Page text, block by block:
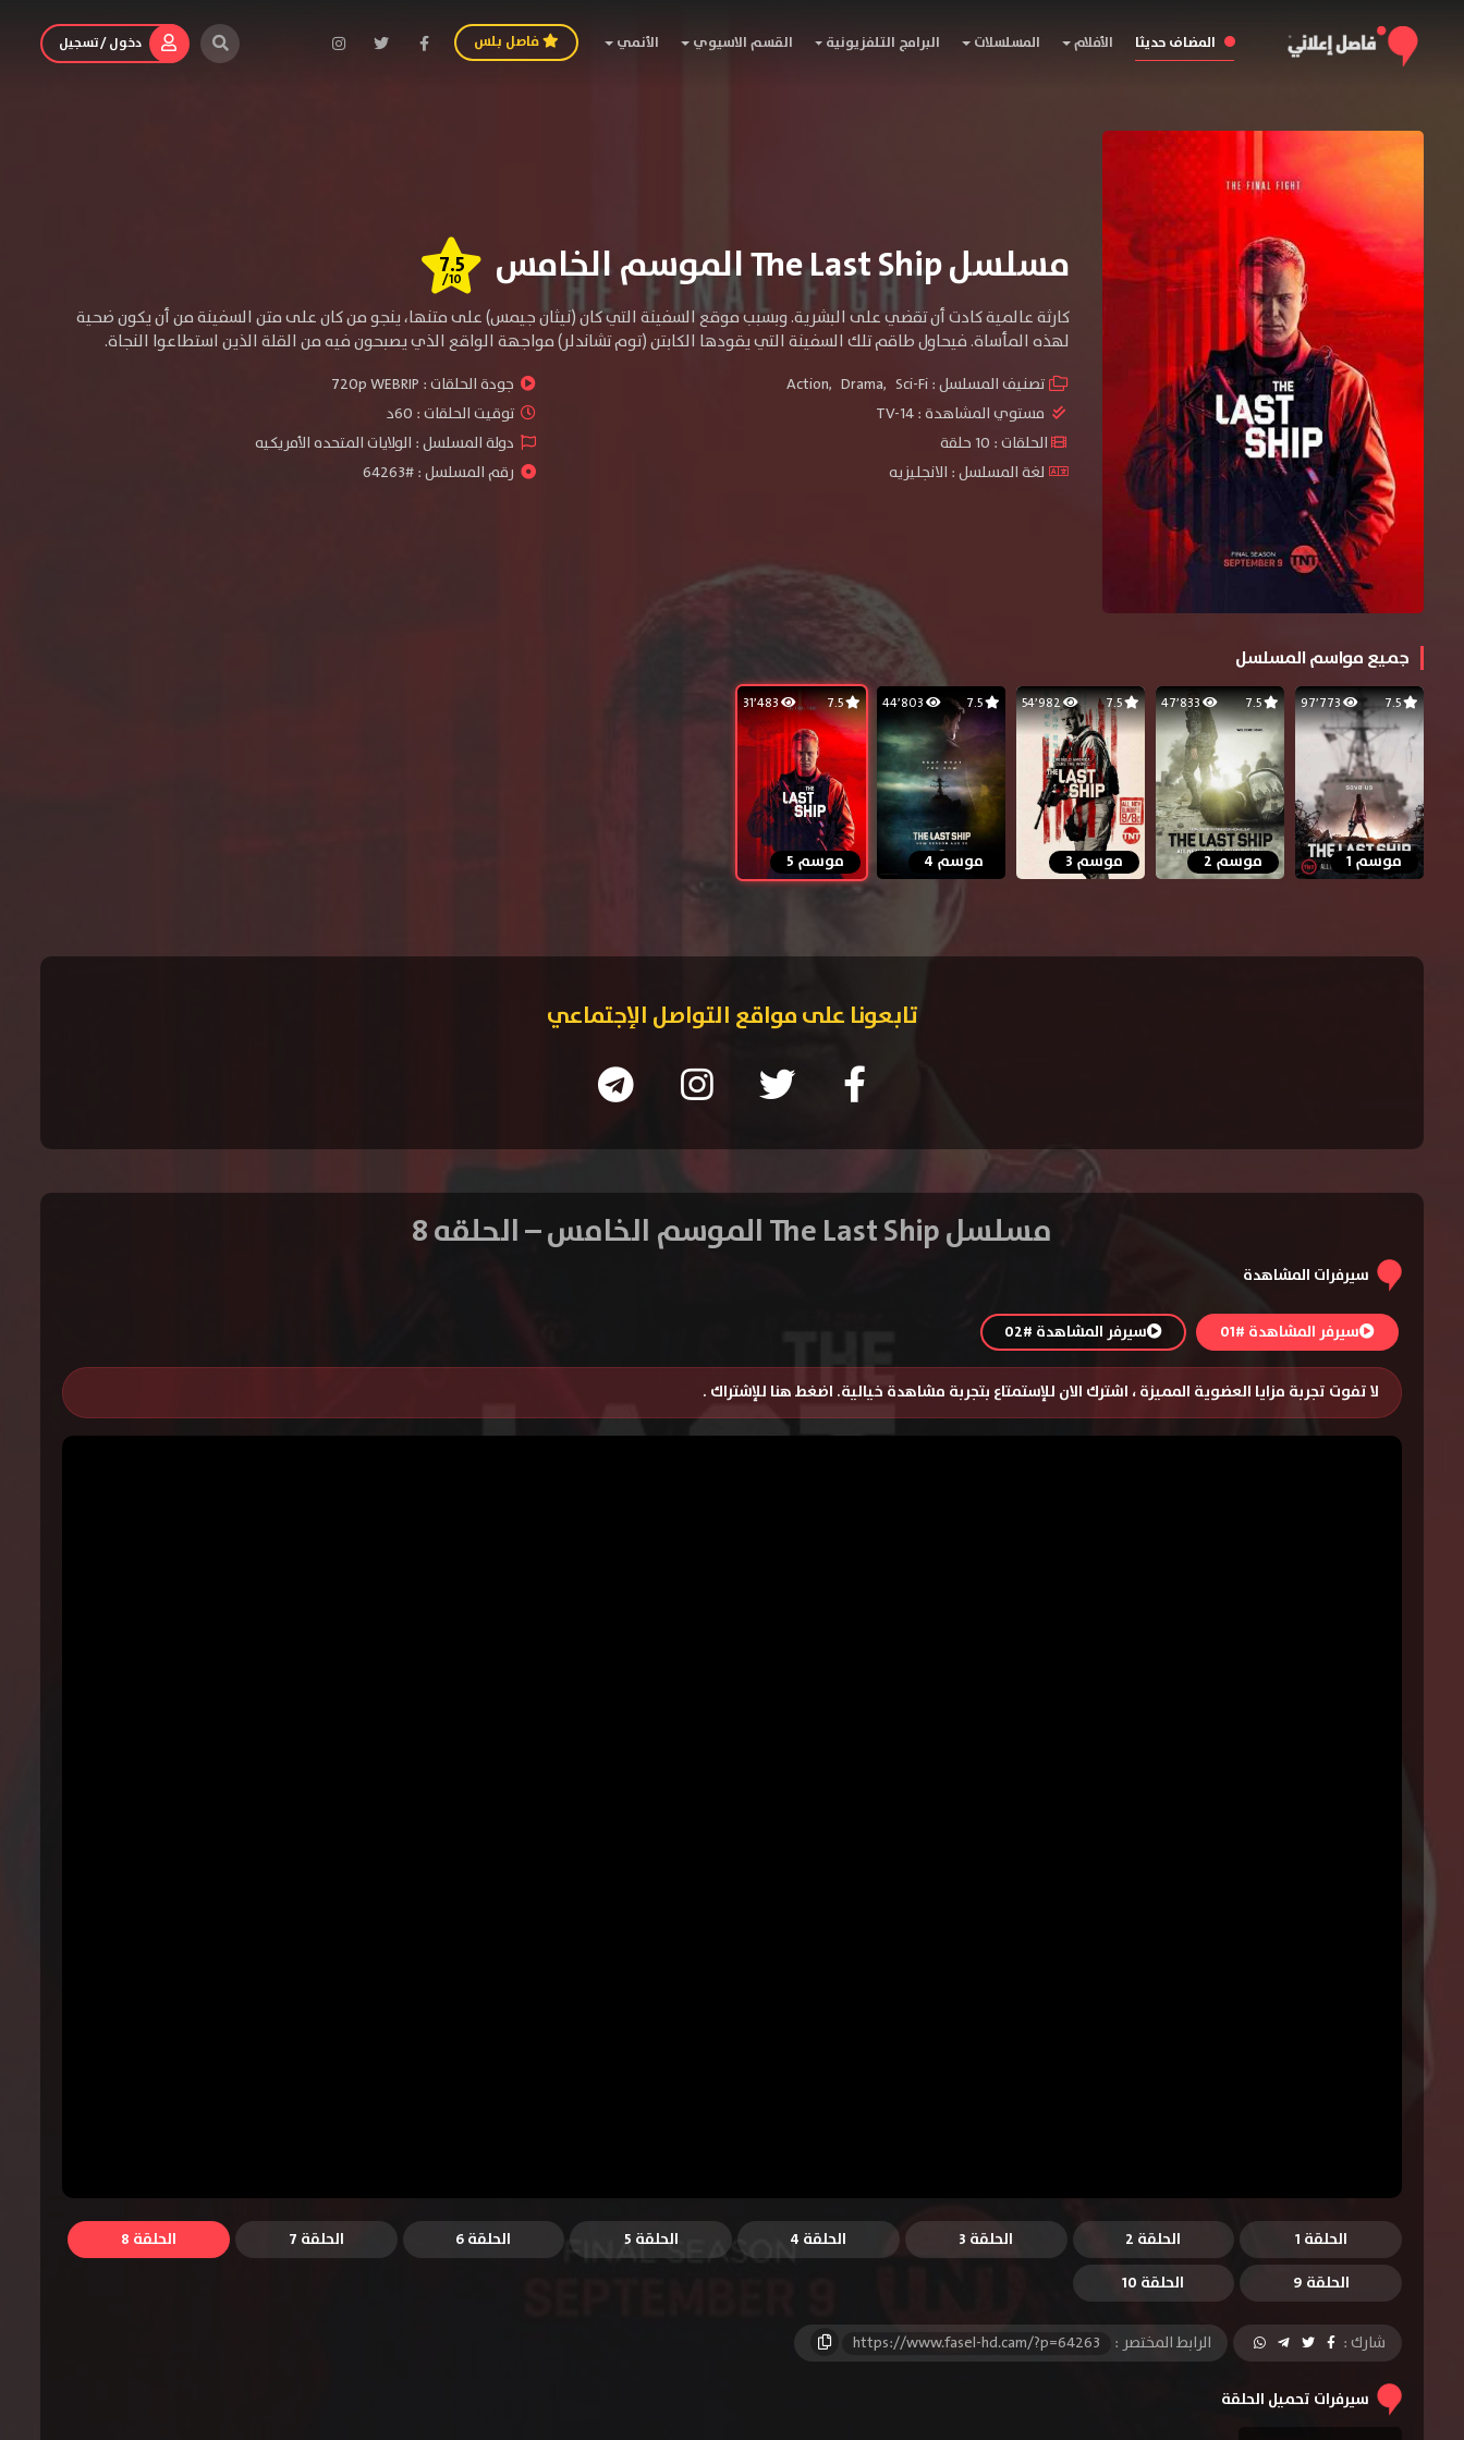
المضاف حديثا الأفلام المسلسلات البرامج التلفزيونية القسم الاسيوي الأنمي فاصل بلس دخول / تسجيل
مسلسل The Last Ship الموسم الخامس 7.5
/10
كارثة عالمية كادت أن تقضي على البشرية. وبسبب موقع السفينة التي كان (نيثان جيمس) على متنها، ينجو من كان على متن السفينة من أن يكون ضحية
لهذه المأساة. فيحاول طاقم تلك السفينة التي يقودها الكابتن (توم تشاندلر) مواجهة الواقع الذي يصبحون فيه من القلة الذين استطاعوا النجاة.
تصنيف المسلسل : Action, Drama, Sci-Fi جودة الحلقات : 720p WEBRIP
مستوي المشاهدة :TV-14
توقيت الحلقات : 60د
الحلقات : 10 حلقة
دولة المسلسل : الولايات المتحده الأمريكيه
لغة المسلسل : الانجليزيه
رقم المسلسل : #64263
جميع مواسم المسلسل
7.5 97٬773
موسم 1
7.5 47٬833
موسم 2
7.5 54٬982
موسم 3 موسم 4
7.5 31٬483
موسم 5
تابعونا على مواقع التواصل الإجتماعي
مسلسل The Last Ship الموسم الخامس – الحلقه 8
سيرفرات المشاهدة
سيرفر المشاهدة #01 سيرفر المشاهدة #02
لا تفوت تجربة مزايا العضوية المميزة ، اشترك الان للإستمتاع بتجربة مشاهدة خيالية. اضغط هنا للإشتراك .
الحلقة 1 الحلقة 2 الحلقة 3 الحلقة 4 الحلقة 5 الحلقة 6 الحلقة 7
الحلقة 8
الحلقة 9
الحلقة 10
شارك : الرابط المختصر : https://www.fasel-hd.cam/?p=64263
سيرفرات تحميل الحلقة